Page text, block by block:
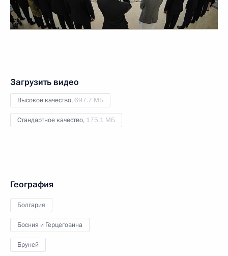
Загрузить видео
Высокое качество,697.7 МБ
Стандартное качество, 175.1 МБ
География
Болгария
Босния и Герцеговина
Бруней